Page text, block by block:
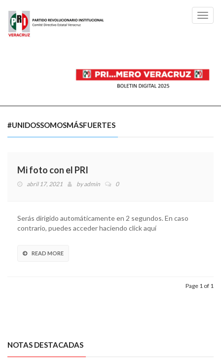
#UNIDOSSOMOSMÁSFUERTES
Mi foto con el PRI
abril 17, 2021 byadmin 0
Serás dirigido automáticamente en 2 segundos. En caso
contrario, puedes acceder haciendo click aquí
READ MORE
Page 1 of 1
NOTAS DESTACADAS